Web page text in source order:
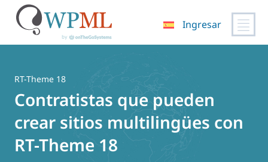
contenido
Ingresar
RT-Theme 18
Contratistas que pueden
crear sitios multilingües con
RT-Theme 18